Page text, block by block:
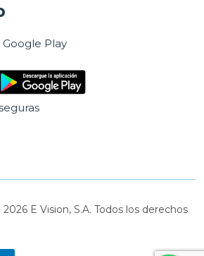
Play
E Vision, S.A. Todos los derechos